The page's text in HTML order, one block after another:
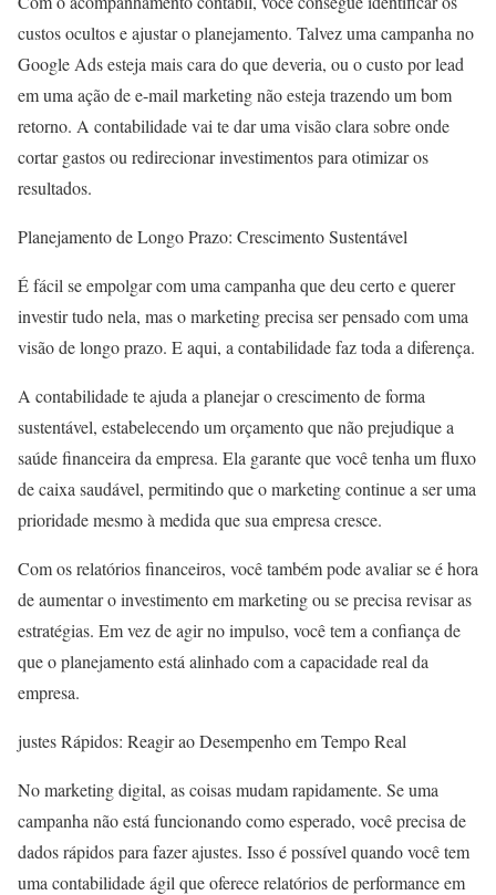
custos ocultos e ajustar o planejamento. Talvez uma campanha no
Google Ads esteja mais cara do que deveria, ou o custo por lead
em uma ação de e-mail marketing não esteja trazendo um bom
retorno. A contabilidade vai te dar uma visão clara sobre onde
cortar gastos ou redirecionar investimentos para otimizar os
resultados.
Planejamento de Longo Prazo: Crescimento Sustentável
É fácil se empolgar com uma campanha que deu certo e querer
investir tudo nela, mas o marketing precisa ser pensado com uma
visão de longo prazo. E aqui, a contabilidade faz toda a diferença.
A contabilidade te ajuda a planejar o crescimento de forma
sustentável, estabelecendo um orçamento que não prejudique a
saúde financeira da empresa. Ela garante que você tenha um fluxo
de caixa saudável, permitindo que o marketing continue a ser uma
prioridade mesmo à medida que sua empresa cresce.
Com os relatórios financeiros, você também pode avaliar se é hora
de aumentar o investimento em marketing ou se precisa revisar as
estratégias. Em vez de agir no impulso, você tem a confiança de
que o planejamento está alinhado com a capacidade real da
empresa.
justes Rápidos: Reagir ao Desempenho em Tempo Real
No marketing digital, as coisas mudam rapidamente. Se uma
campanha não está funcionando como esperado, você precisa de
dados rápidos para fazer ajustes. Isso é possível quando você tem
uma contabilidade ágil que oferece relatórios de performance em